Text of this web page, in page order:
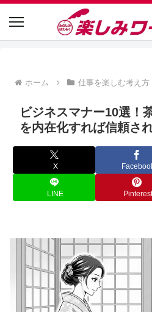
ホーム 仕事を楽しむ考え方
ビジネスマナー10選！
を内在化すれば信頼さ
X
LINE Pinterest